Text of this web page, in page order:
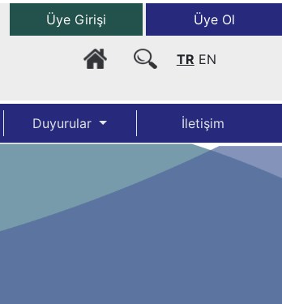
Üye Ol
Üye Girişi
TR EN
Duyurular İletişim